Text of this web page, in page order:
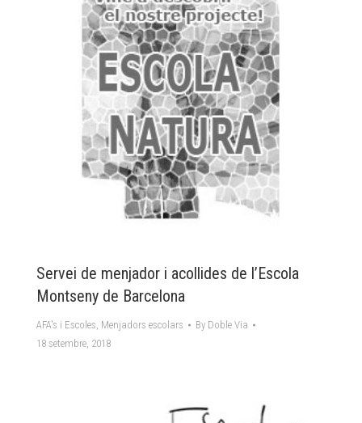
Servei de menjador i acollides de l’Escola
Montseny de Barcelona
AFA's i Escoles, Menjadors escolars By Doble Via
18 setembre, 2018